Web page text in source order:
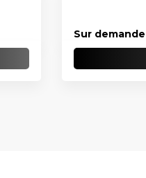
Sur demande